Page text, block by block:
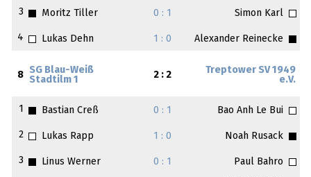
3 Moritz Tiller 0 : 1 Simon Karl
4 Lukas Dehn 1 : 0 Alexander Reinecke
8
SG Blau-Weiß
Stadtilm 1
2 : 2
Treptower SV 1949
e.V.
1 Bastian Creß 0 : 1 Bao Anh Le Bui
2 Lukas Rapp 1 : 0 Noah Rusack
3 Linus Werner 0 : 1 Paul Bahro